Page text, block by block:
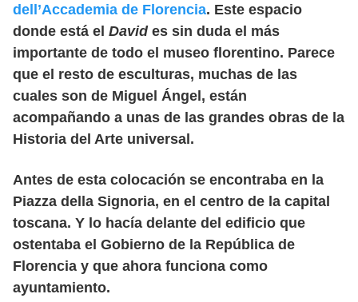
dell’Accademia de Florencia. Este espacio
donde está el David es sin duda el más
importante de todo el museo florentino. Parece
que el resto de esculturas, muchas de las
cuales son de Miguel Ángel, están
acompañando a unas de las grandes obras de la
Historia del Arte universal.
Antes de esta colocación se encontraba en la
Piazza della Signoria, en el centro de la capital
toscana. Y lo hacía delante del edificio que
ostentaba el Gobierno de la República de
Florencia y que ahora funciona como
ayuntamiento.